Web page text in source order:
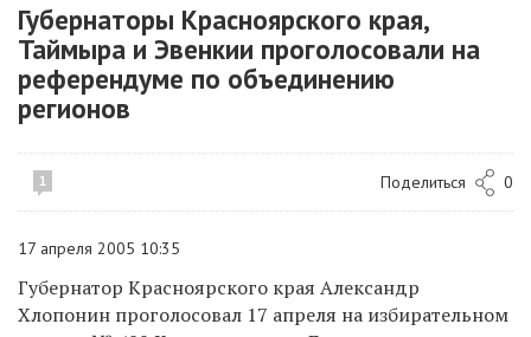
Губернаторы Красноярского края,
Таймыра и Эвенкии проголосовали на
референдуме по объединению
регионов
1 Поделиться 0
17 апреля 2005 10:35
Губернатор Красноярского края Александр
Хлопонин проголосовал 17 апреля на избирательном